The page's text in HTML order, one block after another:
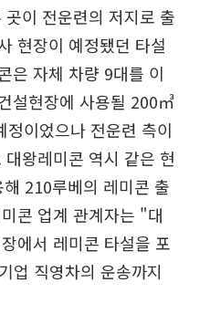
이 전운련의 저지로 출
현장이 예정됐던 타설
은 자체 차량 9대를 이
설현장에 사용될 200㎥
이었으나 전운련 측이
왕레미콘 역시 같은 현
210루베의 레미콘 출
콘 업계 관계자는 "대
에서 레미콘 타설을 포
업 직영차의 운송까지